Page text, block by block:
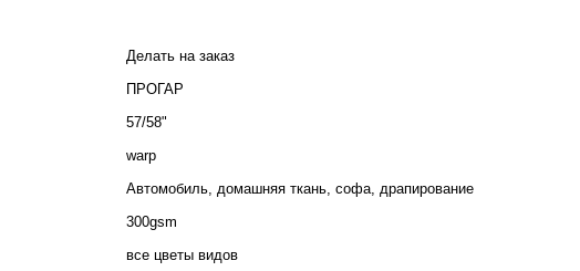
Делать на заказ
ПРОГАР
57/58"
warp
Автомобиль, домашняя ткань, софа, драпирование
300gsm
все цветы видов